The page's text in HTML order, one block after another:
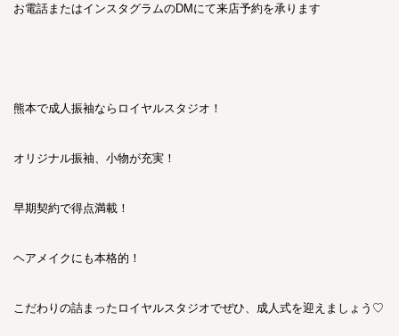
お電話またはインスタグラムのDMにて来店予約を承ります
熊本で成人振袖ならロイヤルスタジオ！
オリジナル振袖、小物が充実！
早期契約で得点満載！
ヘアメイクにも本格的！
こだわりの詰まったロイヤルスタジオでぜひ、成人式を迎えましょう♡